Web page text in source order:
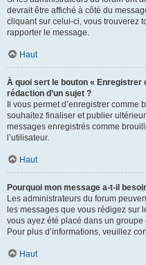
devrait être affiché à côté du
cliquant sur celui-ci, vous trouverez
rapporter le message.
Haut
À quoi sert le bouton «
rédaction d’un sujet ?
Il vous permet d’enregistrer
souhaitez finaliser et publier
messages enregistrés comme
l’utilisateur.
Haut
Pourquoi mon message a-t-il
Les administrateurs du forum
les messages que vous rédigez sur
vous ayez été placé dans un
Pour plus d’informations, veuillez
Haut